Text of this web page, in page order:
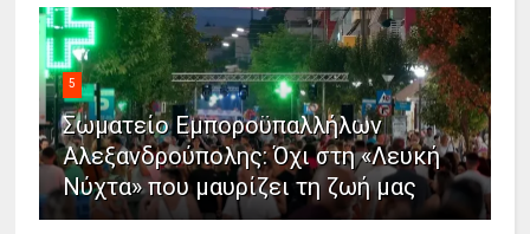
5
Σωματείο Εμποροϋπαλλήλων
Αλεξανδρούπολης: Όχι στη «Λευκή
Νύχτα» που μαυρίζει τη ζωή μας